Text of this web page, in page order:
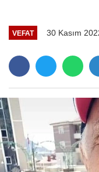
VEFAT 30 Kasım